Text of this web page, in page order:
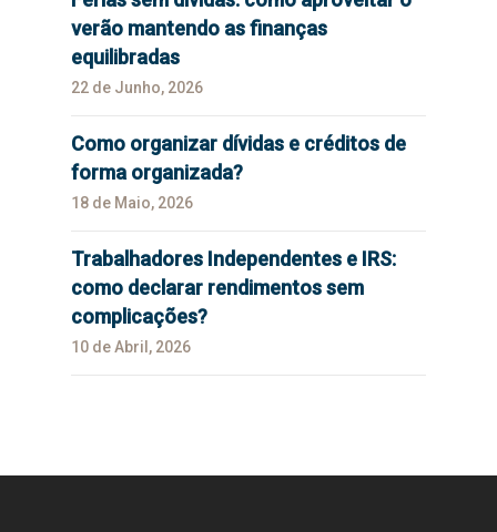
verão mantendo as finanças
equilibradas
22 de Junho, 2026
Como organizar dívidas e créditos de
forma organizada?
18 de Maio, 2026
Trabalhadores Independentes e IRS:
como declarar rendimentos sem
complicações?
10 de Abril, 2026